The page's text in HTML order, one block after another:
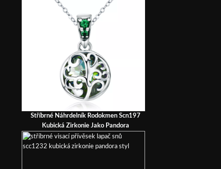
Stříbrné Náhrdelník Rodokmen Scn197
Kubická Zirkonie Jako Pandora